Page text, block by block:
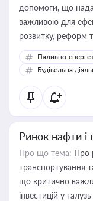
допомоги, що
важливою для
розвитку, реформ
Паливно-
Будівельна
Ринок нафти і
Про що тема: Про
транспортування
що критично
інвестицій у